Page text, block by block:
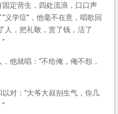
定营生，四处流浪，口口声
义学症”，他毫不在意，唱歌回
人，把礼敬，赏了钱，活了
他就唱：“不给俺，俺不怨，
对：“大爷大叔别生气，你几